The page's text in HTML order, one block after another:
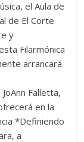
el Aula de
de El Corte
y
Filarmónica
arrancará
Falletta,
en la
*Definiendo
a